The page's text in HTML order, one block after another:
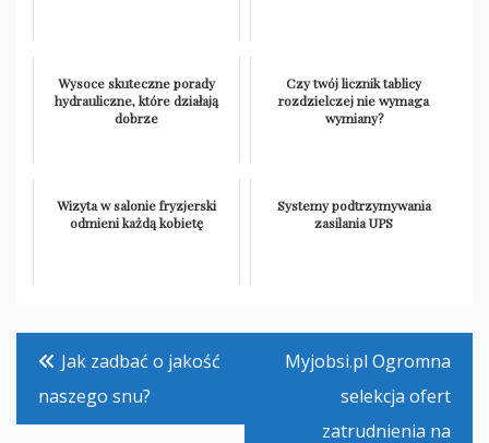
Wysoce skuteczne porady
hydrauliczne, które działają
dobrze
Czy twój licznik tablicy
rozdzielczej nie wymaga
wymiany?
Wizyta w salonie fryzjerski
odmieni każdą kobietę
Systemy podtrzymywania
zasilania UPS
Nawigacja
wpisu
Jak zadbać o jakość
naszego snu?
Myjobsi.pl Ogromna
selekcja ofert
zatrudnienia na